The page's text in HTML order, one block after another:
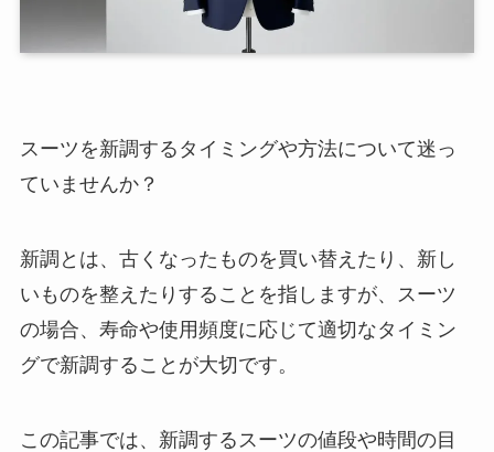
スーツを新調するタイミングや方法について迷っ
ていませんか？
新調とは、古くなったものを買い替えたり、新し
いものを整えたりすることを指しますが、スーツ
の場合、寿命や使用頻度に応じて適切なタイミン
グで新調することが大切です。
この記事では、新調するスーツの値段や時間の目